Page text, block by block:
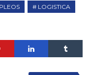
LOGISTICA